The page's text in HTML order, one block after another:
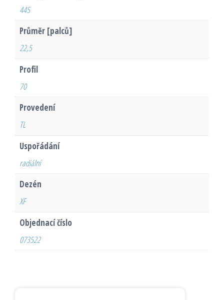
445
Průměr [palců]
22,5
Profil
70
Provedení
TL
Uspořádání
radiální
Dezén
XF
Objednací číslo
073522